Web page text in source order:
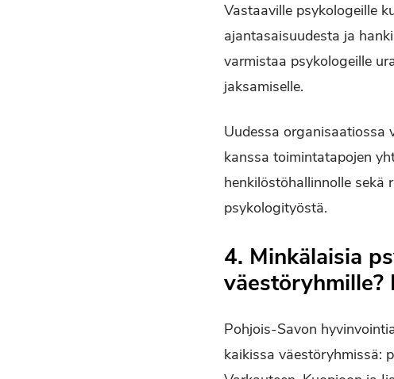
Vastaaville psykologeille
ajantasaisuudesta ja
varmistaa psykologeille
jaksamiselle.
Uudessa organisaatiossa
kanssa toimintatapojen
henkilöstöhallinnolle sekä
psykologityöstä.
4. Minkälaisia
väestöryhmille?
Pohjois-Savon
kaikissa väestöryhmissä: